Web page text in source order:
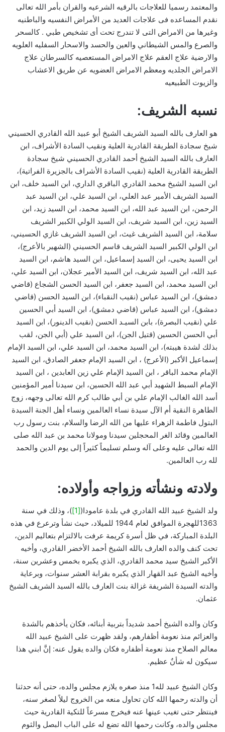
والمعتمد رسميا للعلاجات بالرقيه الشرعيه والقران بأمر الله تعالى
نقدم المساعده فى علاجات العديد من الأمراض النفسيه والباطنيه
وغيرها من الامراض التى لا تندرج تحت أى تشخيص طبي . كالسحر
والصرع والمس الشيطاني والعين والحسد والاسحار السفليه العلويه
والارضية علاج العقم علاج الامراض المستعصيه كالسرطان علاج
الامراض الجلديه ومعظم الامراض العضويه عن طريق الاعشاب
والزيوت الطبيعيه
نسبه الشريف:
هو العارف بالله السيد الشريف الشيخ أبو عبيد الله القادري الحسيني
شيخ سجادة الطريقة القادرية العلية ونقيب السادة الأشراف، ابن
العارف بالله السيد الشيخ أحمد القادري الحسيني شيخ سجادة
الطريقة القادرية العلية (نقيب السادة الأشراف بالجزيرة الفراتية)،
ابن السيد الشيخ محمد القادري الباقري الداري، ابن السيد خلف، ابن
السيد الشريف الأمير عبد العلي، ابن السيد علي، ابن السيد عبد
الرحمن، ابن السيد عبد الله، ابن السيد محمد، ابن السيد زيد، ابن
السيد زين، ابن السيد شريف، ابن السيد الولي الكبير الشريف
سلامة، ابن السيد الشريف غيث، ابن السيد الشريف غازي الحسيني،
ابن الولي الكبير السيد الشريف قاسم الحسيني (الشهير بالأعرج)،
ابن السيد يحيى، ابن السيد إسماعيل، ابن السيد هاشم، ابن السيد
عبد الله، ابن السيد شريف، ابن السيد الأمير عجلان، ابن السيد علي،
ابن السيد محمد، ابن السيد جعفر، ابن السيد الحسن الشجاع (قاضي
دمشق)، ابن السيد عباس (نقيب النقباء)، ابن السيد الحسن (قاضي
دمشق)، ابن السيد عباس (قاضي دمشق)، ابن السيد أبي الحسين
علي (نقيب البصرة)، بابن السيـد الحسن (نقيب الدينور)، ابن السيد
أبي الحسن الحسين (قتيل الجن)، ابن السيد علي (أبي الجن، لقب
بذلك لشدة هيبته)، ابن السيد محمد، ابن السيد علي، ابن السيد الإمام
إسماعيل الأكبر (الأعرج) ، ابن السيد الإمام جعفر الصادق، ابن السيد
الإمام محمد الباقر ، ابن السيد الإمام علي زين العابدين ، ابن السيد
الإمام السبط الشهيد أبي عبد الله الحسين، ابن سيدنا أمير المؤمنين
أسد الله الغالب الإمام علي بن أبي طالب كرم الله تعالى وجهه، زوج
الطاهرة النقية أم الآل سيدة نساء العالمين ونساء أهل الجنة السيدة
البتول فاطمة الزهراء عليها من الله الرضا والسلام، بنت رسول رب
العالمين وقائد الغر المحجلين سيدنا ومولانا محمد بن عبد الله صلى
الله تعالى عليه وعلى آله وسلم تسليماً كثيراً إلى يوم الدين والحمد
لله رب العالمين.
ولادته ونشأته وزواجه وأولاده:
ولد الشيخ عبيد الله القادري في بلدة عامودا([1]
)، وذلك في سنة
1363للهجرة الموافق لعام 1944 للميلاد، حيث نشأ وترعرع في هذه
البلدة المباركة، في ظل أسرة كريمة عرفت بالالتزام بتعاليم الدين،
تحت كنف والده العارف بالله الشيخ أحمد الأخضر القادري، وأخيه
الأكبر الشيخ سيد محمد القادري، الذي يكبره بخمس وعشرين سنة،
وأخيه الشيخ عبد القهار الذي يكبره بقرابة العشر سنوات، وبرعاية
والدته السيدة الشريفة غزالة بنت العارف بالله السيد الشريف الشيخ
عثمان.
وكان والده الشيخ أحمد شديداً بتربية أبنائه، فكان يأخذهم بالشدة
والعزائم منذ نعومة أظفارهم، ولقد ظهرت على الشيخ عبيد الله
معالم الصلاح منذ نعومة أظفاره فكان والده يقول عنه: إنَّ ابني هذا
سيكون له شأنٌ عظيم.
وكان الشيخ عبيد لله1 منذ صغره يلازم مجلس والده، حتى أنه حدثنا
أن والدته رحمها الله كان تحاول منعه من الخروج ليلاً لصغر سنه،
فينتظر حتى تغيب عينها عنه فيخرج مسرعاً للتكية القادرية حيث
مجلس والده، وكانت رحمها الله تضع له على الباب البصل والثوم